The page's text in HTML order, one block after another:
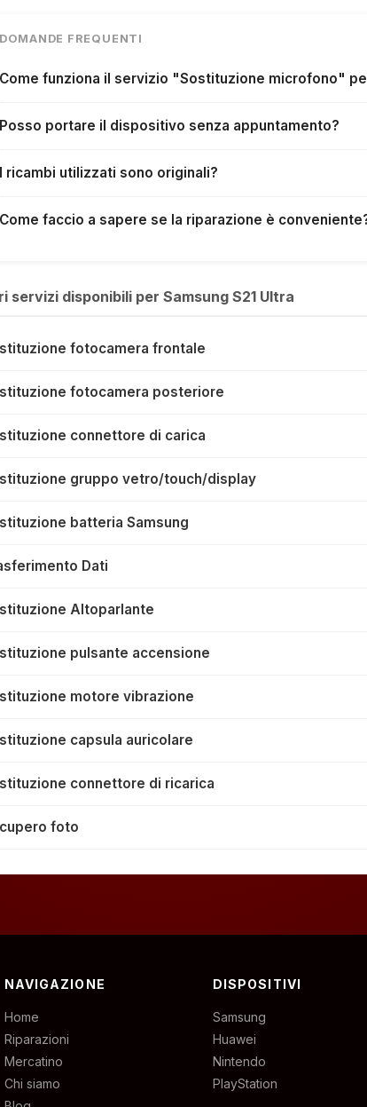
DOMANDE FREQUENTI
Come funziona il servizio "Sostituzione microfono"
Posso portare il dispositivo senza appuntamento?
I ricambi utilizzati sono originali?
Come faccio a sapere se la riparazione è
servizi disponibili per Samsung S21 Ultra
fotocamera frontale
fotocamera posteriore
connettore di carica
gruppo vetro/touch/display
batteria Samsung
Dati
Altoparlante
pulsante accensione
motore vibrazione
capsula auricolare
connettore di ricarica
foto
NAVIGAZIONE
Home
Riparazioni
Mercatino
Chi siamo
DISPOSITIVI
Samsung
Huawei
Nintendo
PlayStation